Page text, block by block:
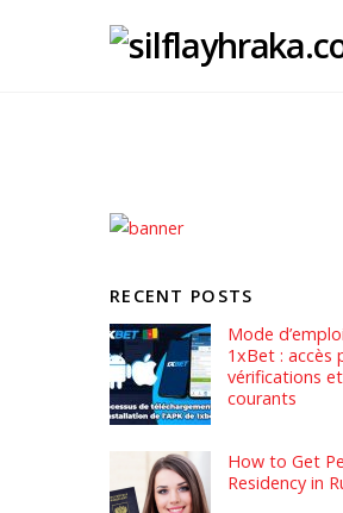
RECENT POSTS
Mode
1xBet : accès
vérifications
courants
How to Get
Residency in